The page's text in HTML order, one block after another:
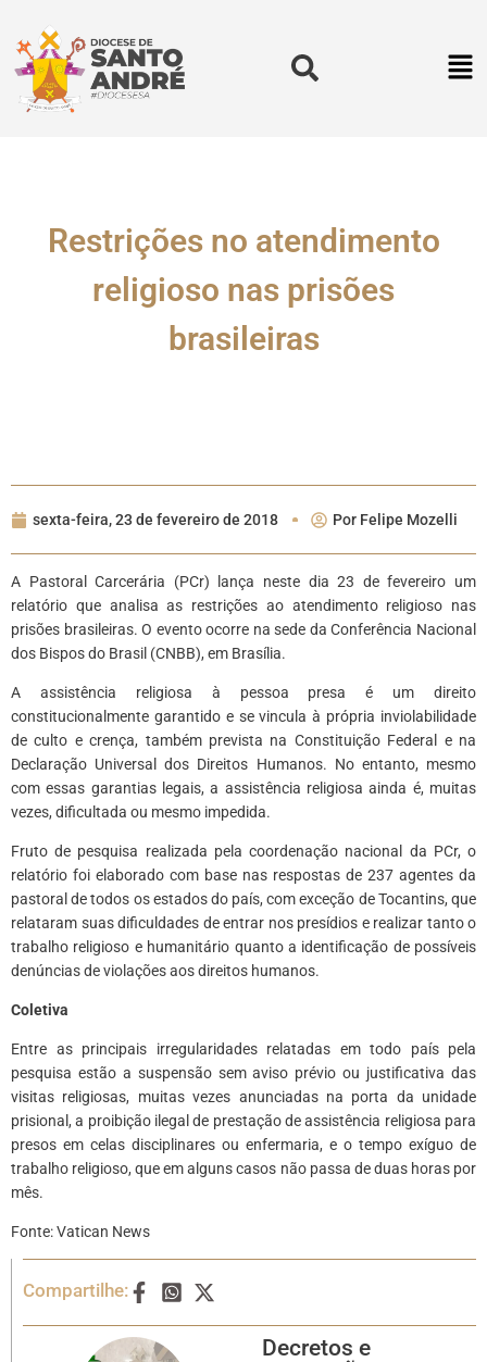
Restrições no atendimento
religioso nas prisões
brasileiras
sexta-feira, 23 de fevereiro de 2018 Por Felipe Mozelli
A Pastoral Carcerária (PCr) lança neste dia 23 de fevereiro um
relatório que analisa as restrições ao atendimento religioso nas
prisões brasileiras. O evento ocorre na sede da Conferência Nacional
dos Bispos do Brasil (CNBB), em Brasília.
A assistência religiosa à pessoa presa é um direito
constitucionalmente garantido e se vincula à própria inviolabilidade
de culto e crença, também prevista na Constituição Federal e na
Declaração Universal dos Direitos Humanos. No entanto, mesmo
com essas garantias legais, a assistência religiosa ainda é, muitas
vezes, dificultada ou mesmo impedida.
Fruto de pesquisa realizada pela coordenação nacional da PCr, o
relatório foi elaborado com base nas respostas de 237 agentes da
pastoral de todos os estados do país, com exceção de Tocantins, que
relataram suas dificuldades de entrar nos presídios e realizar tanto o
trabalho religioso e humanitário quanto a identificação de possíveis
denúncias de violações aos direitos humanos.
Coletiva
Entre as principais irregularidades relatadas em todo país pela
pesquisa estão a suspensão sem aviso prévio ou justificativa das
visitas religiosas, muitas vezes anunciadas na porta da unidade
prisional, a proibição ilegal de prestação de assistência religiosa para
presos em celas disciplinares ou enfermaria, e o tempo exíguo de
trabalho religioso, que em alguns casos não passa de duas horas por
mês.
Fonte: Vatican News
Compartilhe:
Decretos e